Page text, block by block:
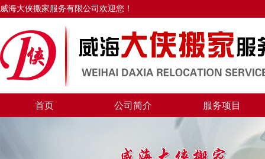
威海大侠搬家服务有限公司欢迎您！
首页 公司简介 服务项目